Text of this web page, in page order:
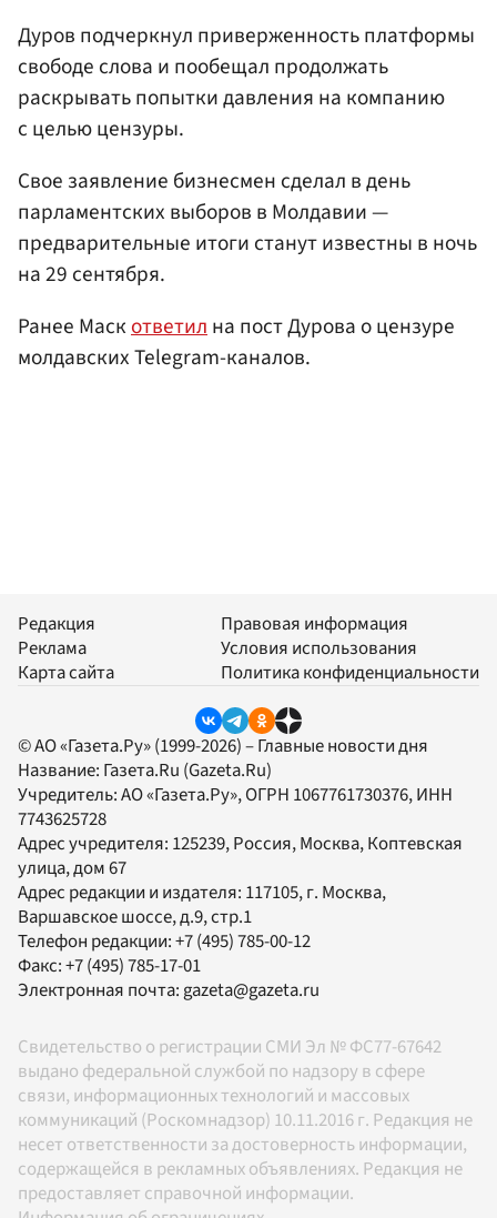
Дуров подчеркнул приверженность платформы
свободе слова и пообещал продолжать
раскрывать попытки давления на компанию
с целью цензуры.
Свое заявление бизнесмен сделал в день
парламентских выборов в Молдавии —
предварительные итоги станут известны в ночь
на 29 сентября.
Ранее Маскответилна пост Дурова о цензуре
молдавских Telegram-каналов.
Редакция
Реклама
Карта сайта
Правовая информация
Условия использования
Политика конфиденциальности
© АО «Газета.Ру» (1999-2026) – Главные новости дня
Название: Газета.Ru (Gazeta.Ru)
Учредитель:АО «Газета.Ру», ОГРН 1067761730376, ИНН
7743625728
Адрес учредителя: 125239, Россия, Москва, Коптевская
улица, дом 67
Адрес редакции и издателя: 117105, г. Москва,
Варшавское шоссе, д.9, стр.1
Телефон редакции:+7 (495) 785-00-12
Факс:+7 (495) 785-17-01
Электронная почта:gazeta@gazeta.ru
Свидетельство о регистрации СМИ Эл № ФС77-67642
выдано федеральной службой по надзору в сфере
связи, информационных технологий и массовых
коммуникаций (Роскомнадзор) 10.11.2016 г. Редакция не
несет ответственности за достоверность информации,
содержащейся в рекламных объявлениях. Редакция не
предоставляет справочной информации.